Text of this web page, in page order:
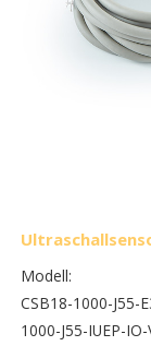
Modell:
CSB18-1000-J55-
1000-J55-IUEP-IO-